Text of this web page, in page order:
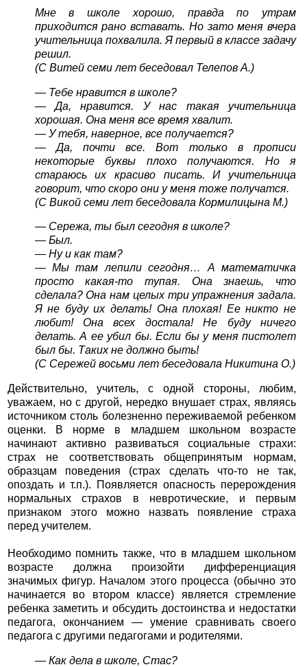
Мне в школе хорошо, правда по утрам
приходится рано вставать. Но зато меня вчера
учительница похвалила. Я первый в классе задачу
решил.
(С Витей семи лет беседовал Телепов А.)
— Тебе нравится в школе?
— Да, нравится. У нас такая учительница
хорошая. Она меня все время хвалит.
— У тебя, наверное, все получается?
— Да, почти все. Вот только в прописи
некоторые буквы плохо получаются. Но я
стараюсь их красиво писать. И учительница
говорит, что скоро они у меня тоже получатся.
(С Викой семи лет беседовала Кормилицына М.)
— Сережа, ты был сегодня в школе?
— Был.
— Ну и как там?
— Мы там лепили сегодня… А математичка
просто какая-то тупая. Она знаешь, что
сделала? Она нам целых три упражнения задала.
Я не буду их делать! Она плохая! Ее никто не
любит! Она всех достала! Не буду ничего
делать. А ее убил бы. Если бы у меня пистолет
был бы. Таких не должно быть!
(С Сережей восьми лет беседовала Никитина О.)
Действительно, учитель, с одной стороны, любим,
уважаем, но с другой, нередко внушает страх, являясь
источником столь болезненно переживаемой ребенком
оценки. В норме в младшем школьном возрасте
начинают активно развиваться социальные страхи:
страх не соответствовать общепринятым нормам,
образцам поведения (страх сделать что-то не так,
опоздать и т.п.). Появляется опасность перерождения
нормальных страхов в невротические, и первым
признаком этого можно назвать появление страха
перед учителем.
Необходимо помнить также, что в младшем школьном
возрасте должна произойти дифференциация
значимых фигур. Началом этого процесса (обычно это
начинается во втором классе) является стремление
ребенка заметить и обсудить достоинства и недостатки
педагога, окончанием — умение сравнивать своего
педагога с другими педагогами и родителями.
— Как дела в школе, Стас?